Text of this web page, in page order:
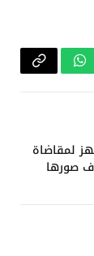
واتسابCopy
لمقاضاة
صورها